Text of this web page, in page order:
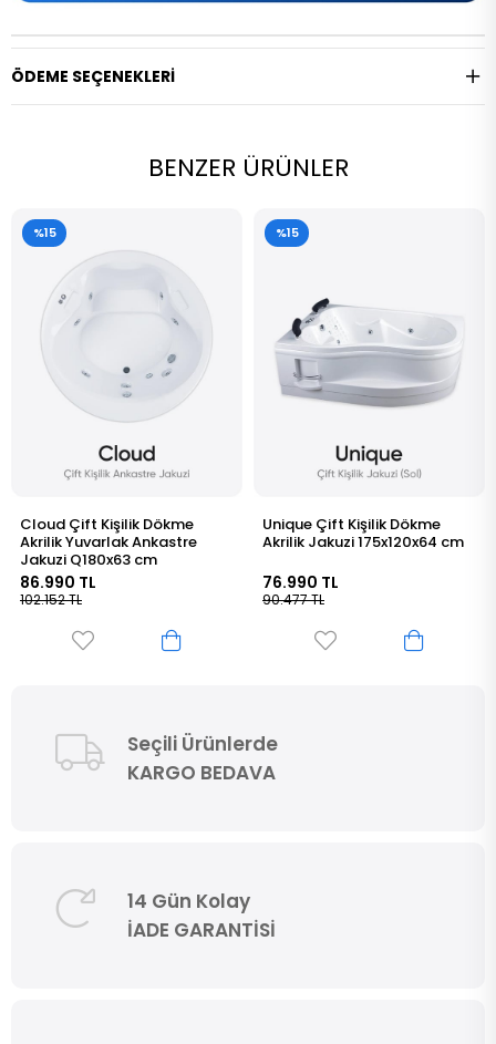
ÖDEME SEÇENEKLERI
BENZER ÜRÜNLER
Unique Çift Kişilik Dökme
Akrilik Jakuzi 175x120x64 cm
76.990 TL
90.477 TL
%15
Grace Çift Kişilik Oval Köşe
Dökme Akrilik Jakuzi
64.990 TL
76.365 TL
%15
Seçili Ürünlerde
KARGO BEDAVA
14 Gün Kolay
İADE GARANTİSİ